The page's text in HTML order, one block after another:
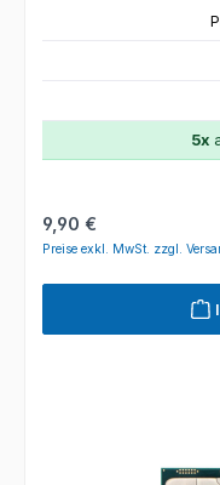
5x
Regulärer Preis:
9,90 €
Preise exkl. MwSt. zzgl.